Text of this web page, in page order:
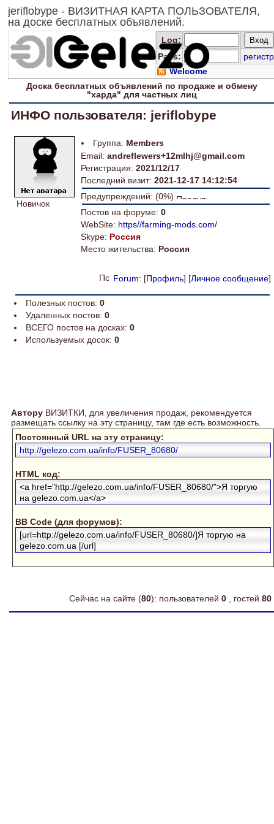
jeriflobype - ВИЗИТНАЯ КАРТА ПОЛЬЗОВАТЕЛЯ,
на доске бесплатных объявлений.
Log:
Pass:
регистр
Welcome
Доскабесплатных объявлений по продаже и обмену
"харда" длячастных лиц
ИНФО пользователя: jeriflobype
Новичок
Группа: Members
Email: andreflewers+12mlhj@gmail.com
Регистрация: 2021/12/17
Последний визит: 2021-12-17 14:12:54
Предупреждений: (0%)
Постов на форуме: 0
WebSite: https//farming-mods.com/
Skype: Россия
Место жительства: Россия
Forum: [Профиль] [Личное сообщение]
Полезных постов: 0
Удаленных постов: 0
ВСЕГО постов на досках: 0
Используемых досок: 0
Автору ВИЗИТКИ, для увеличения продаж, рекомендуется
размещать ссылку на эту страницу, там где есть возможность.
Постоянный URL на эту страницу:
http://gelezo.com.ua/info/FUSER_80680/
HTML код:
<a href="http://gelezo.com.ua/info/FUSER_80680/">Я торгую
на gelezo.com.ua</a>
BB Code (для форумов):
[url=http://gelezo.com.ua/info/FUSER_80680/]Я торгую на
gelezo.com.ua [/url]
Сейчас на сайте (80): пользователей 0 , гостей 80